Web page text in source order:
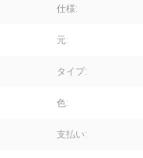
仕様:
元:
タイプ:
色:
支払い: